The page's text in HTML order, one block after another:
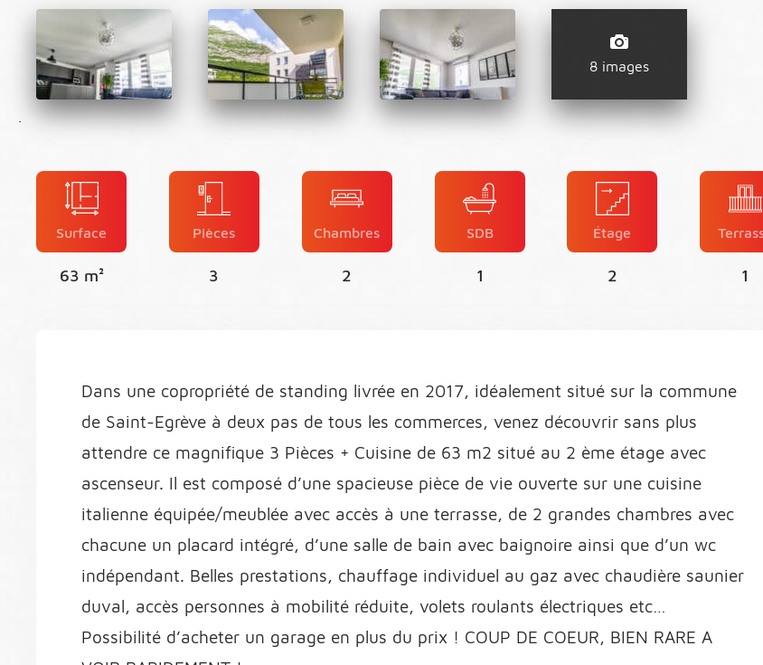
8 images
Surface
63 m²
Pièces
3
Chambres
2
SDB
1
Étage
2 1
Dans une copropriété de standing livrée en 2017, idéalement situé sur la commune
de Saint-Egrève à deux pas de tous les commerces, venez découvrir sans plus
attendre ce magnifique 3 Pièces + Cuisine de 63 m2 situé au 2 ème étage avec
ascenseur. Il est composé d’une spacieuse pièce de vie ouverte sur une cuisine
italienne équipée/meublée avec accès à une terrasse, de 2 grandes chambres avec
chacune un placard intégré, d’une salle de bain avec baignoire ainsi que d’un wc
indépendant. Belles prestations, chauffage individuel au gaz avec chaudière saunier
duval, accès personnes à mobilité réduite, volets roulants électriques etc…
Possibilité d’acheter un garage en plus du prix ! COUP DE COEUR, BIEN RARE A